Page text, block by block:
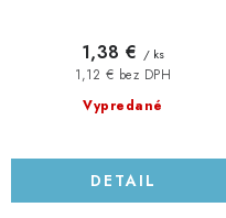
Vypredané
1,12 € bez DPH
1,38 € / ks
DETAIL